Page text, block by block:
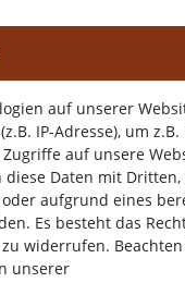
Konto
auf unserer
IP-Adresse), um
auf unsere
Daten mit
aufgrund eines
Es besteht das
widerrufen.
unserer